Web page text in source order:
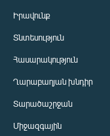
Իրավունք
Տնտեսություն
Հասարակություն
Ղարաբաղյան խնդիր
Տարածաշրջան
Միջազգային